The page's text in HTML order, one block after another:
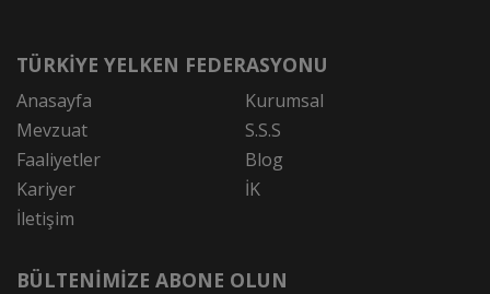
TÜRKİYE YELKEN FEDERASYONU
Anasayfa
Kurumsal
Mevzuat
S.S.S
Faaliyetler
Blog
Kariyer
İK
İletişim
BÜLTENİMİZE ABONE OLUN